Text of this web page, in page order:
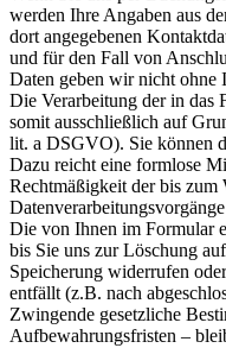
werden Ihre Angaben aus
dort angegebenen
und für den Fall von
Daten geben wir nicht
Die Verarbeitung der in das
somit ausschließlich auf
lit. a DSGVO). Sie können
Dazu reicht eine formlose
Rechtmäßigkeit der bis zum
Die von Ihnen im Formular
bis Sie uns zur Löschung
Speicherung widerrufen
entfällt (z.B. nach
Zwingende gesetzliche
Aufbewahrungsfristen –